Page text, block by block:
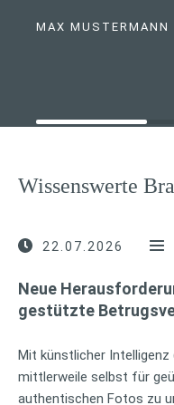
MAX
Wissenswerte
22.07.2026
Neue
gestützte
Mit künstlicher Intelligenz
mittlerweile selbst für
authentischen Fotos zu